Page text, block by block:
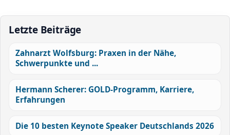
Letzte Beiträge
Zahnarzt Wolfsburg: Praxen in der Nähe,
Schwerpunkte und ...
Hermann Scherer: GOLD-Programm, Karriere,
Erfahrungen
Die 10 besten Keynote Speaker Deutschlands 2026